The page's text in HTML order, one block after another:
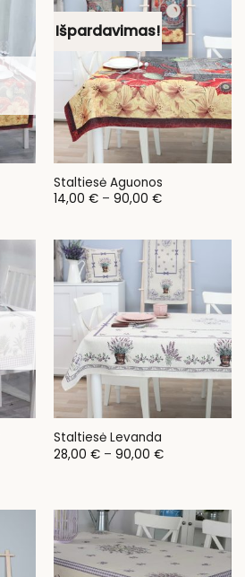
Išpardavimas!
Staltiesė Aguonos
14,00 € – 90,00 €Price
90,00 €
Staltiesė Levanda
28,00 € – 90,00 €Price